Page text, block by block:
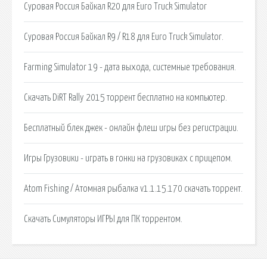
Суровая Россия Байкал R20 для Euro Truck Simulator
Суровая Россия Байкал R9 / R18 для Euro Truck Simulator.
Farming Simulator 19 - дата выхода, системные требования.
Скачать DiRT Rally 2015 торрент бесплатно на компьютер.
Бесплатный блек джек - онлайн флеш игры без регистрации.
Игры Грузовики - играть в гонки на грузовиках с прицепом.
Atom Fishing / Атомная рыбалка v1.1.15.170 скачать торрент.
Скачать Симуляторы ИГРЫ для ПК торрентом.